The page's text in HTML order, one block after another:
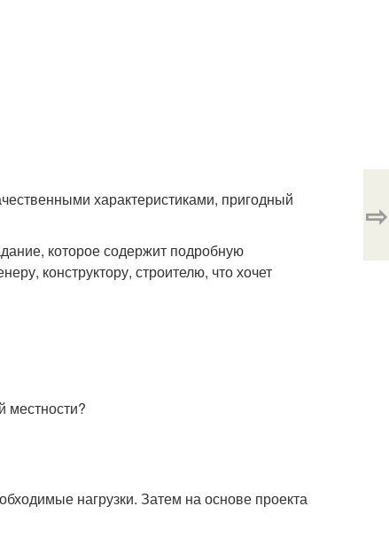
характеристиками, пригодный
которое содержит подробную
конструктору, строителю, что хочет
местности?
нагрузки. Затем на основе проекта
⇨